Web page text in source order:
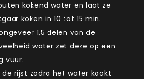
kokend water en laat ze
koken in 10 tot 15 min.
1,5 delen van de
water zet deze op een
vuur.
de rijst zodra het water kookt